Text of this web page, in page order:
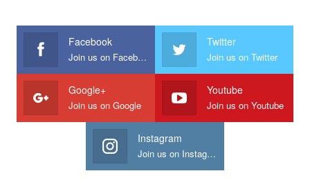
Facebook
Join us on Facebook
Twitter
Join us on Twitter
Google+
Join us on Google
Youtube
Join us on Youtube
Instagram
Join us on Instagram